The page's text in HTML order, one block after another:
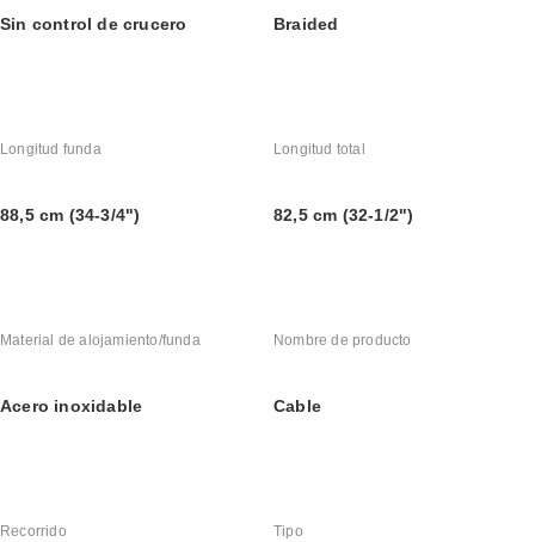
Sin control de crucero Braided
Longitud funda
88,5 cm (34-3/4")
Longitud total
82,5 cm (32-1/2")
Material de alojamiento/funda
Acero inoxidable
Nombre de producto
Cable
Recorrido Tipo